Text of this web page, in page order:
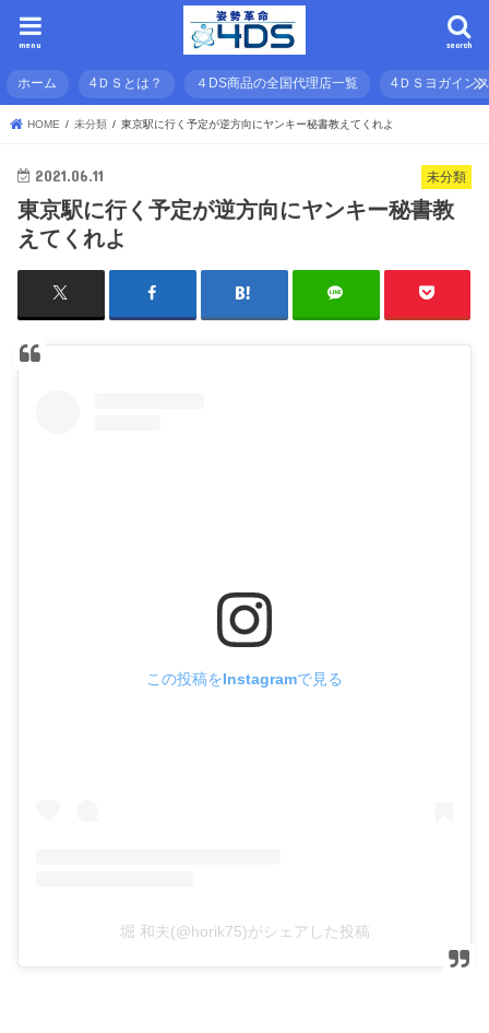
search
menu
ホーム 4ＤＳとは？ ４DS商品の全国代理店一覧 4ＤＳヨガイン
HOME 未分類 東京駅に行く予定が逆方向にヤンキー秘書教えてくれよ
未分類
2021.06.11
東京駅に行く予定が逆方向にヤンキー秘書教
えてくれよ
この投稿をInstagramで見る
堀 和夫(@horik75)がシェアした投稿